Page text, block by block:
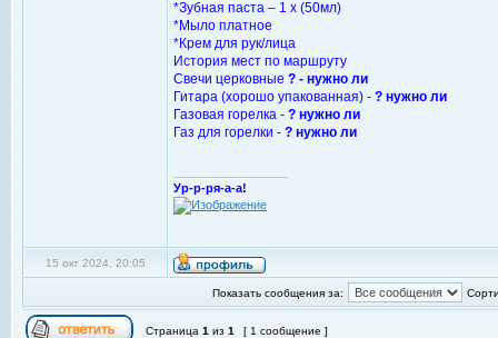
*Зубная паста – 1 х (50мл)
*Мыло платное
*Крем для рук/лица
История мест по маршруту
Свечи церковные ? - нужно ли
Гитара (хорошо упакованная) - ? нужно ли
Газовая горелка - ? нужно ли
Газ для горелки - ? нужно ли
Ур-р-ря-а-а!
15 окт 2024, 20:05
Показать сообщения за:
Страница 1 из 1 [ 1 сообщение ]